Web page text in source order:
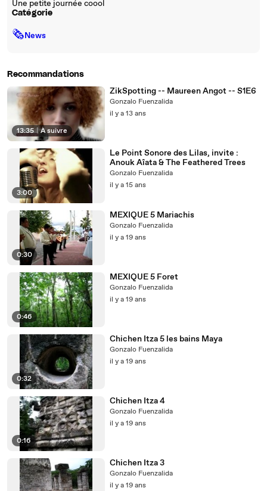
Une petite journée coool
Catégorie
🗞News
Recommandations
13:35 | À suivre
ZikSpotting -- Maureen Angot -- S1E6
Gonzalo Fuenzalida
il y a 13 ans
3:00
Le Point Sonore des Lilas, invite :
Anouk Aîata & The Feathered Trees
Gonzalo Fuenzalida
il y a 15 ans
0:30
MEXIQUE 5 Mariachis
Gonzalo Fuenzalida
il y a 19 ans
0:46
MEXIQUE 5 Foret
Gonzalo Fuenzalida
il y a 19 ans
0:32
Chichen Itza 5 les bains Maya
Gonzalo Fuenzalida
il y a 19 ans
0:16
Chichen Itza 4
Gonzalo Fuenzalida
il y a 19 ans
Chichen Itza 3
Gonzalo Fuenzalida
il y a 19 ans